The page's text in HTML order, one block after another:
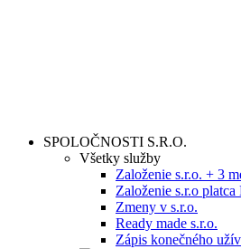
SPOLOČNOSTI S.R.O.
Všetky služby
Založenie s.r.o. + 3
Založenie s.r.o platca
Zmeny v s.r.o.
Ready made s.r.o.
Zápis konečného